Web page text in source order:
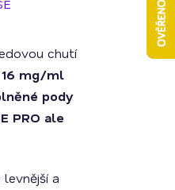
chutí
mg/ml
pody
PRO ale
a